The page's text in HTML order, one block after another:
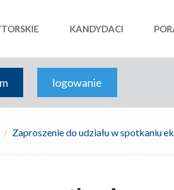
KANDYDACI
logowanie
Zaproszenie do udziału w spotkaniu